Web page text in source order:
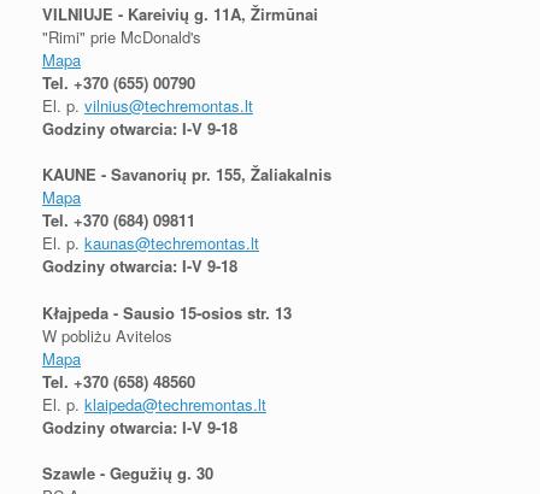
VILNIUJE - Kareivių g. 11A, Žirmūnai
"Rimi" prie McDonald's
Mapa
Tel. +370 (655) 00790
El. p. vilnius@techremontas.lt
Godziny otwarcia: I-V 9-18
KAUNE - Savanorių pr. 155, Žaliakalnis
Mapa
Tel. +370 (684) 09811
El. p. kaunas@techremontas.lt
Godziny otwarcia: I-V 9-18
Kłajpeda - Sausio 15-osios str. 13
W pobliżu Avitelos
Mapa
Tel. +370 (658) 48560
El. p. klaipeda@techremontas.lt
Godziny otwarcia: I-V 9-18
Szawle - Gegužių g. 30